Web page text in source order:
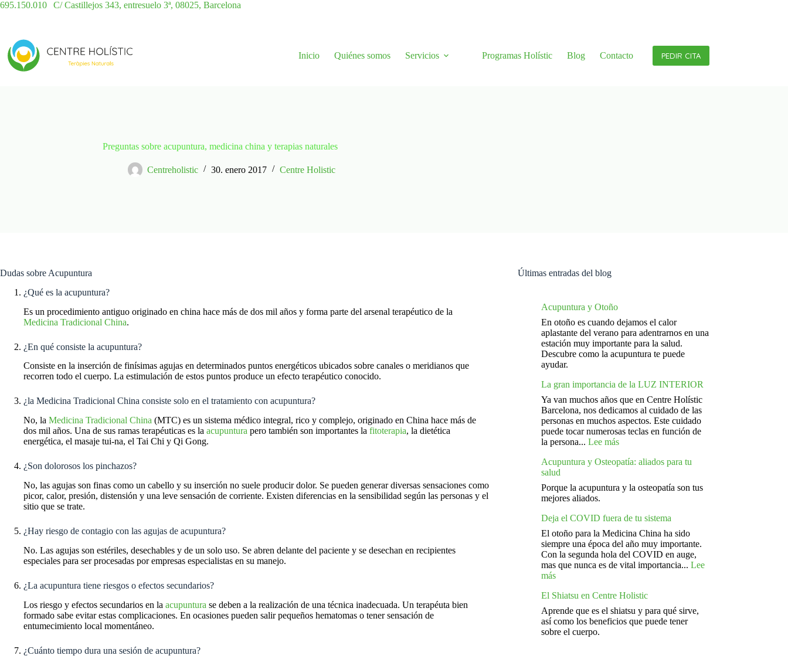
Saltar
695.150.010 C/ Castillejos 343, entresuelo 3ª, 08025, Barcelona
Inicio Quiénes somos Servicios Programas Holístic Blog Contacto PEDIR CITA
Preguntas sobre acupuntura, medicina china y terapias naturales
Centreholistic 30. enero 2017 Centre Holistic
Dudas sobre Acupuntura
¿Qué es la acupuntura?
Es un procedimiento antiguo originado en china hace más de dos mil años y forma parte del arsenal terapéutico de la
Medicina Tradicional China.
¿En qué consiste la acupuntura?
Consiste en la inserción de finísimas agujas en determinados puntos energéticos ubicados sobre canales o meridianos que
recorren todo el cuerpo. La estimulación de estos puntos produce un efecto terapéutico conocido.
¿la Medicina Tradicional China consiste solo en el tratamiento con acupuntura?
No, la Medicina Tradicional China (MTC) es un sistema médico integral, rico y complejo, originado en China hace más de
dos mil años. Una de sus ramas terapéuticas es la acupuntura pero también son importantes la fitoterapia, la dietética
energética, el masaje tui-na, el Tai Chi y Qi Gong.
¿Son dolorosos los pinchazos?
No, las agujas son finas como un cabello y su inserción no suele producir dolor. Se pueden generar diversas sensaciones como
picor, calor, presión, distensión y una leve sensación de corriente. Existen diferencias en la sensibilidad según las personas y el
sitio que se trate.
¿Hay riesgo de contagio con las agujas de acupuntura?
No. Las agujas son estériles, desechables y de un solo uso. Se abren delante del paciente y se desechan en recipientes
especiales para ser procesadas por empresas especialistas en su manejo.
¿La acupuntura tiene riesgos o efectos secundarios?
Los riesgo y efectos secundarios en la acupuntura se deben a la realización de una técnica inadecuada. Un terapéuta bien
formado sabe evitar estas complicaciones. En ocasiones pueden salir pequeños hematomas o tener sensación de
entumecimiento local momentáneo.
¿Cuánto tiempo dura una sesión de acupuntura?
Últimas entradas del blog
Acupuntura y Otoño
En otoño es cuando dejamos el calor
aplastante del verano para adentrarnos en una
estación muy importante para la salud.
Descubre como la acupuntura te puede
ayudar.
La gran importancia de la LUZ INTERIOR
Ya van muchos años que en Centre Holístic
Barcelona, nos dedicamos al cuidado de las
personas en muchos aspectos. Este cuidado
puede tocar numerosas teclas en función de
la persona...Lee más:
gran
la
INTERIOR
Acupuntura y Osteopatía: aliados para tu
salud
Porque la acupuntura y la osteopatía son tus
mejores aliados.
Deja el COVID fuera de tu sistema
El otoño para la Medicina China ha sido
siempre una época del año muy importante.
Con la segunda hola del COVID en auge,
mas que nunca es de vital importancia...Lee
más:
el
COVID
fuera
de
tu
El Shiatsu en Centre Holistic
Aprende que es el shiatsu y para qué sirve,
así como los beneficios que puede tener
sobre el cuerpo.